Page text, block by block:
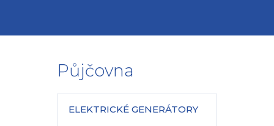
Půjčovna
ELEKTRICKÉ GENERÁTORY